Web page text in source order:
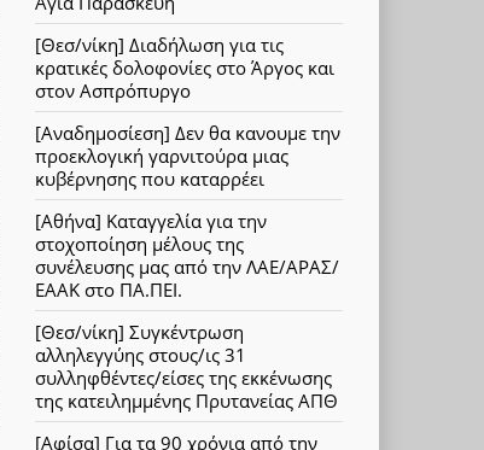
[Θεσ/νίκη] Διαδήλωση για τις
κρατικές δολοφονίες στο Άργος και
στον Ασπρόπυργο
[Αναδημοσίεση] Δεν θα κανουμε την
προεκλογική γαρνιτούρα μιας
κυβέρνησης που καταρρέει
[Αθήνα] Καταγγελία για την
στοχοποίηση μέλους της
συνέλευσης μας από την ΛΑΕ/ΑΡΑΣ/
ΕΑΑΚ στο ΠΑ.ΠΕΙ.
[Θεσ/νίκη] Συγκέντρωση
αλληλεγγύης στους/ις 31
συλληφθέντες/είσες της εκκένωσης
της κατειλημμένης Πρυτανείας ΑΠΘ
[Αφίσα] Για τα 90 χρόνια από την